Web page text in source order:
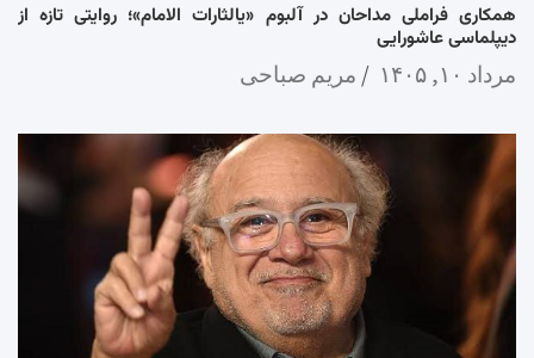
همکاری فراملی مداحان در آلبوم «یالثارات الامام»؛ روایتی تازه از
دیپلماسی عاشورایی
مرداد ۱۰, ۱۴۰۵ مریم صباحی